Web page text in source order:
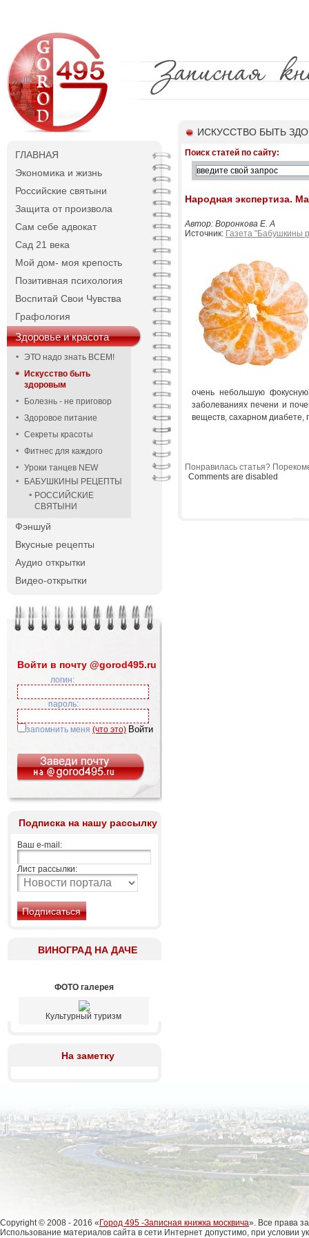
ГЛАВНАЯ
Экономика и жизнь
Российские святыни
Защита от произвола
Сам себе адвокат
Сад 21 века
Мой дом- моя крепость
Позитивная психология
Воспитай Свои Чувства
Графология
Здоровье и красота
ЭТО надо знать ВСЕМ!
Искусство быть
здоровым
Болезнь - не приговор
Здоровое питание
Секреты красоты
Фитнес для каждого
Уроки танцев NEW
БАБУШКИНЫ РЕЦЕПТЫ
РОССИЙСКИЕ
СВЯТЫНИ
Фэншуй
Вкусные рецепты
Аудио открытки
Видео-открытки
Войти в почту @gorod495.ru
логин:
пароль:
запомнить меня (что это)
Подписка на нашу рассылку
Ваш e-mail:
Лист рассылки:
ВИНОГРАД НА ДАЧЕ
ФОТО галерея
Культурный туризм
На заметку
ИСКУССТВО БЫТЬ
Поиск статей по сайту:
Народная экспертиза.
Автор: Воронкова Е. А
Источник: Газета "Бабушкины
очень небольшую
заболеваниях печени и
веществ, сахарном диабете,
Понравилась статья?
Comments are disabled
Copyright © 2008 - 2016 « Город 495 -Записная книжка москвича». Все права
Использование материалов сайта в сети Интернет допустимо, при условии